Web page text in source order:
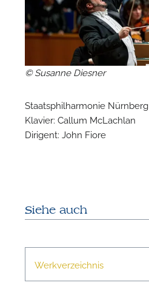
© Susanne Diesner
Staatsphilharmonie Nürnberg
Klavier: Callum McLachlan
Dirigent: John Fiore
Siehe auch
Werkverzeichnis